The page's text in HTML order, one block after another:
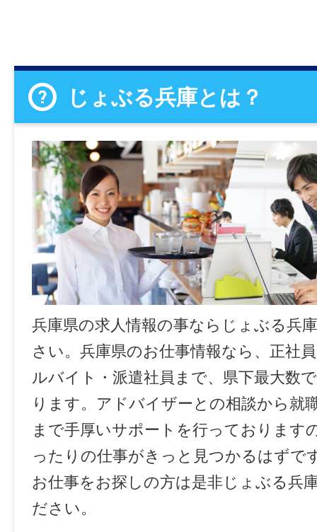
じょぶる兵庫とは？
兵庫県の求人情報の事ならじょぶる兵
さい。兵庫県のお仕事情報なら、正社
ルバイト・派遣社員まで、県下最大数
ります。アドバイザーとの相談から就
まで手厚いサポートを行っております
ったりの仕事がきっと見つかるはずで
お仕事をお探しの方は是非じょぶる兵
ださい。